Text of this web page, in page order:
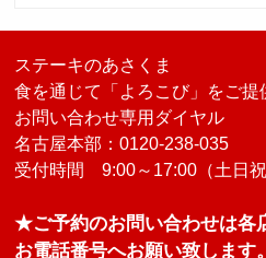
ステーキのあさくま
食を通じて「よろこび」をご提
お問い合わせ専用ダイヤル
名古屋本部：0120-238-035
受付時間 9:00～17:00（土日祝
★ご予約のお問い合わせは各
お電話番号へお願い致します。